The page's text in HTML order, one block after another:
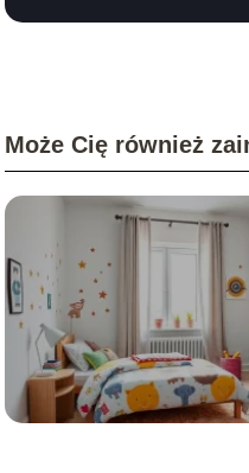
Może Cię również